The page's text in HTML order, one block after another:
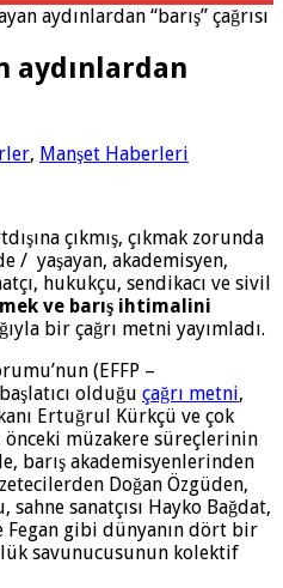
aydınlardan “barış” çağrısı
aydınlardan
, Manşet Haberleri
çıkmış, çıkmak zorunda
/ yaşayan, akademisyen,
hukukçu, sendikacı ve sivil
ve barış ihtimalini
bir çağrı metni yayımladı.
(EFFP –
olduğu çağrı metni,
Ertuğrul Kürkçü ve çok
müzakere süreçlerinin
barış akademisyenlerinden
Doğan Özgüden,
sanatçısı Hayko Bağdat,
Fegan gibi dünyanın dört bir
savunucusunun kolektif